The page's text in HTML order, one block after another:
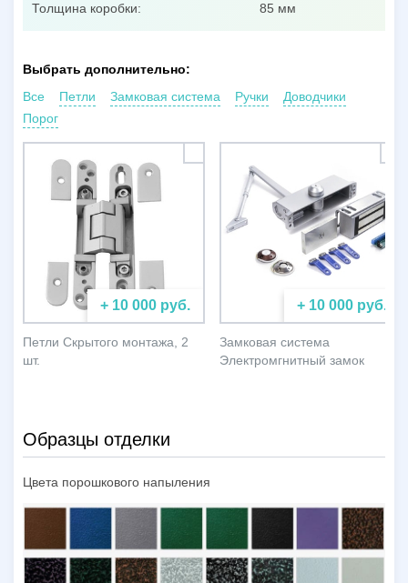
Толщина коробки: 85 мм
Выбрать дополнительно:
Все
Петли Замковая система Ручки
Доводчики
Порог
+ 10 000 руб.
Петли Скрытого монтажа, 2
шт.
+ 10 000 руб.
Замковая система
Электромгнитный замок
Образцы отделки
Цвета порошкового напыления